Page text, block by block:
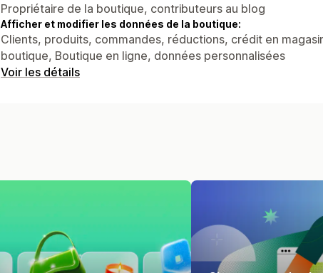
Propriétaire de la boutique, contributeurs au blog
Afficher et modifier les données de la boutique:
Clients, produits, commandes, réductions, crédit en
boutique, Boutique en ligne, données personnalisées
Voir les détails